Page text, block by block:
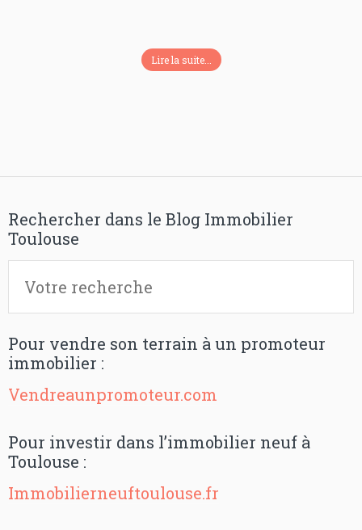
Lire la suite...
Rechercher dans le Blog Immobilier
Toulouse
Pour vendre son terrain à un promoteur
immobilier :
Vendreaunpromoteur.com
Pour investir dans l’immobilier neuf à
Toulouse :
Immobilierneuftoulouse.fr